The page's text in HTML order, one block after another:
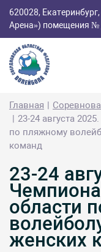
620028,
Арена») помещения №
Главная
23-24 августа
по пляжному
команд
23-24
области
женских